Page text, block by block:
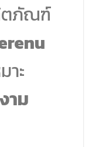
ตภัณฑ์
าะ
าม